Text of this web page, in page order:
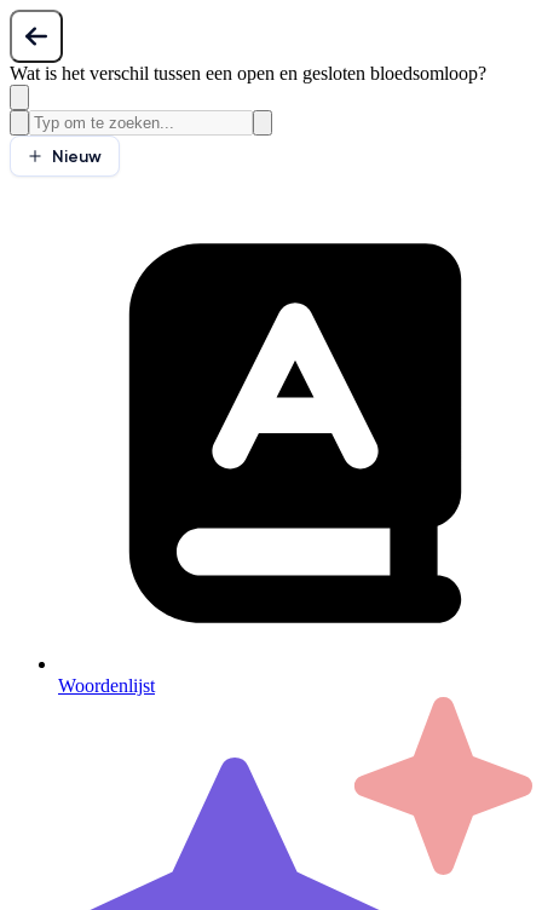
Wat is het verschil tussen een open en gesloten bloedsomloop?
Nieuw
Woordenlijst